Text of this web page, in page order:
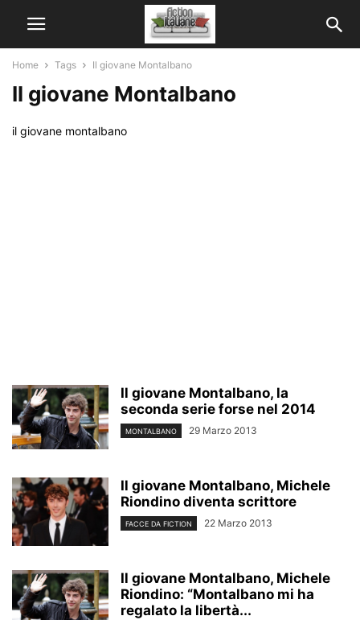
Home Tags Il giovane Montalbano
Il giovane Montalbano
il giovane montalbano
Il giovane Montalbano, la
seconda serie forse nel 2014
MONTALBANO 29 Marzo 2013
Il giovane Montalbano, Michele
Riondino diventa scrittore
FACCE DA FICTION 22 Marzo 2013
Il giovane Montalbano, Michele
Riondino: “Montalbano mi ha
regalato la libertà...